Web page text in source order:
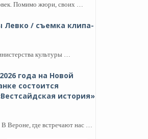
Помимо жюри, своих …
Левко / съемка клипа-
культуры …
года на Новой
состоится
история»
Вероне, где встречают нас …